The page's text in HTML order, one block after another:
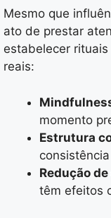
Mesmo que
ato de prestar
estabelecer
reais:
momento
Estrutura
Redução
têm efeitos